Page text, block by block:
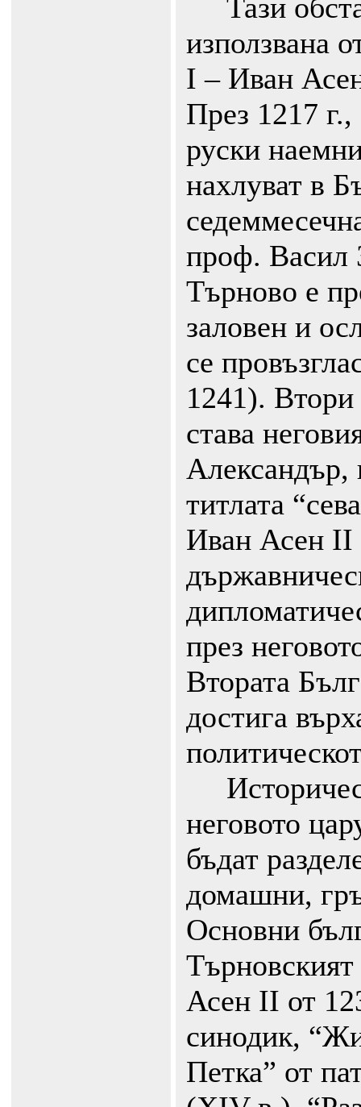
Тази
използвана
I – Иван
През 1217
руски
нахлуват в
проф. Васил
Търново е
заловен и
се
1241). Втори
става
Александър,
титлата
Иван Асен II
през
Втората
достига
неговото
бъдат
домашни,
Основни
Асен II от
синодик,
Петка” от